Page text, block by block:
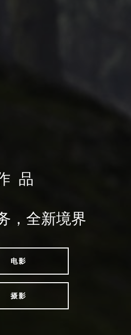
品
，全新境界
电影
摄影